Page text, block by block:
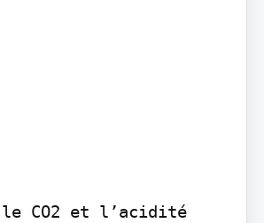
le CO2 et l’acidité